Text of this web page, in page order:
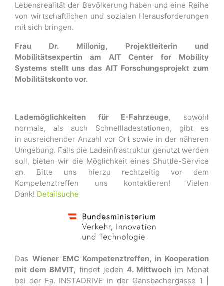
Lebensrealität der Bevölkerung haben und eine Reihe
von wirtschaftlichen und sozialen Herausforderungen
mit sich bringen.
Frau Dr. Millonig, Projektleiterin und
Mobilitätsexpertin am AIT Center for Mobility
Systems stellt uns das AIT Forschungsprojekt zum
Mobilitätskonto vor.
Lademöglichkeiten für E-Fahrzeuge, sowohl
normale, als auch Schnellladestationen, gibt es
in ausreichender Anzahl vor Ort sowie in der näheren
Umgebung. Falls die Ladeinfrastruktur genutzt werden
soll, bieten wir die Möglichkeit eines Shuttle-Service
an. Bitte uns hierzu rechtzeitig vor dem
Kompetenztreffen uns kontaktieren! Vielen
Dank! Detailsuche
Das Wiener EMC Kompetenztreffen, in Kooperation
mit dem BMVIT, findet jeden 4. Mittwoch im Monat
bei der Fa. INSTADRIVE in der Gänsbachergasse 1 |